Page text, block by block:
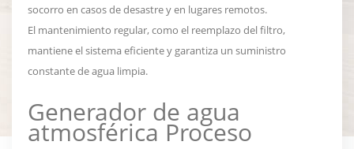
socorro en casos de desastre y en lugares remotos.
El mantenimiento regular, como el reemplazo del filtro,
mantiene el sistema eficiente y garantiza un suministro
constante de agua limpia.
Generador de agua
atmosféricaProceso